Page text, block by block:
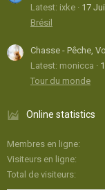
Latest: ixke
17
Brésil
Chasse - Pêche,
Latest: monicca
Tour du monde
Online statistics
Membres en ligne
Visiteurs en ligne
Total de visiteurs